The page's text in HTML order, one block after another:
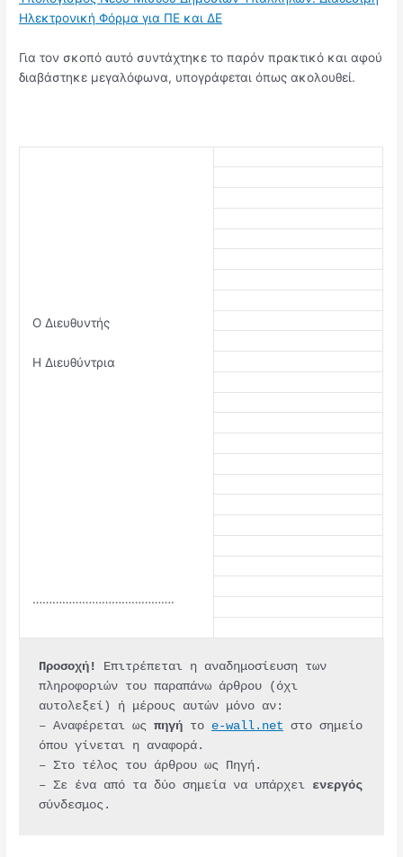
Ηλεκτρονική Φόρμα για ΠΕ και ΔΕ
Για τον σκοπό αυτό συντάχτηκε το παρόν πρακτικό και αφού
διαβάστηκε μεγαλόφωνα, υπογράφεται όπως ακολουθεί.
Ο Διευθυντής
Η Διευθύντρια
…………………………………….
Προσοχή!
Επιτρέπεται η αναδημοσίευση των
πληροφοριών του παραπάνω άρθρου (όχι
αυτολεξεί) ή μέρους αυτών μόνο αν:
– Αναφέρεται ως πηγή το e-wall.net στο σημείο
όπου γίνεται η αναφορά.
– Στο τέλος του άρθρου ως Πηγή.
– Σε ένα από τα δύο σημεία να υπάρχει
ενεργός
σύνδεσμος.